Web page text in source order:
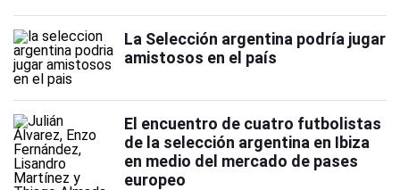
La Selección argentina podría jugar
amistosos en el país
El encuentro de cuatro futbolistas
de la selección argentina en Ibiza
en medio del mercado de pases
europeo